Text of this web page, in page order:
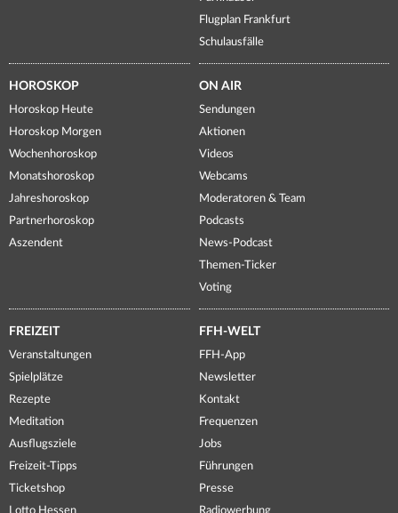
Flugplan Frankfurt
Schulausfälle
HOROSKOP
Horoskop Heute
Horoskop Morgen
Wochenhoroskop
Monatshoroskop
Jahreshoroskop
Partnerhoroskop
Aszendent
ON AIR
Sendungen
Aktionen
Videos
Webcams
Moderatoren & Team
Podcasts
News-Podcast
Themen-Ticker
Voting
FREIZEIT
Veranstaltungen
Spielplätze
Rezepte
Meditation
Ausflugsziele
Freizeit-Tipps
Ticketshop
Lotto Hessen
FFH-WELT
FFH-App
Newsletter
Kontakt
Frequenzen
Jobs
Führungen
Presse
Radiowerbung